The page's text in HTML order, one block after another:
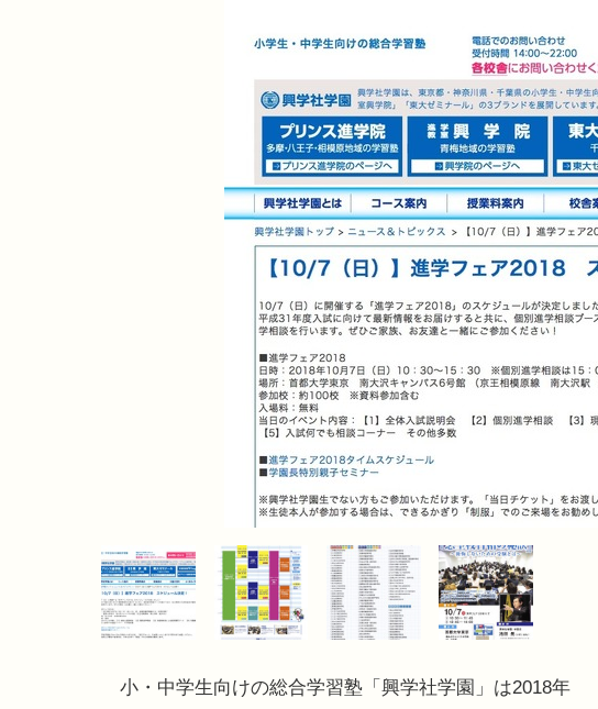
小・中学生向けの総合学習塾「興学社学園」は2018年